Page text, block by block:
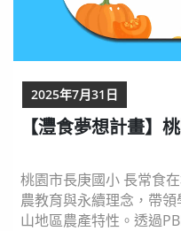
【灃食夢想計畫】
桃園市長庚國小 長常食
農教育與永續理念，帶
山地區農產特性。透過
2025年7月31日